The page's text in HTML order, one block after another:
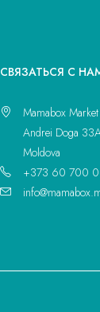
CВЯЗАТЬСЯ С
Mamabox Market
Andrei Doga
Moldova
+373 60 700